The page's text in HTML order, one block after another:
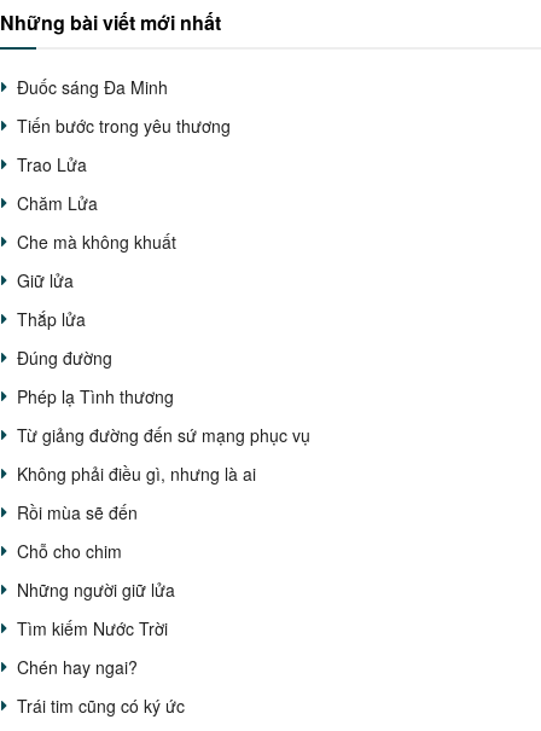
Những bài viết mới nhất
Đuốc sáng Đa Minh
Tiến bước trong yêu thương
Trao Lửa
Chăm Lửa
Che mà không khuất
Giữ lửa
Thắp lửa
Đúng đường
Phép lạ Tình thương
Từ giảng đường đến sứ mạng phục vụ
Không phải điều gì, nhưng là ai
Rồi mùa sẽ đến
Chỗ cho chim
Những người giữ lửa
Tìm kiếm Nước Trời
Chén hay ngai?
Trái tim cũng có ký ức